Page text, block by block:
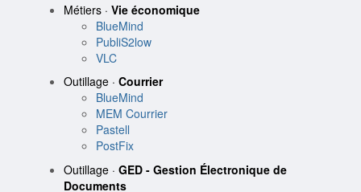
Métiers ·Vie économique
BlueMind
PubliS2low
VLC
Outillage ·Courrier
BlueMind
MEM Courrier
Pastell
PostFix
Outillage ·GED - Gestion Électronique de
Documents